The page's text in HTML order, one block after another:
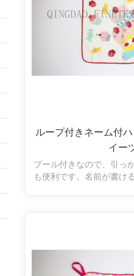
ループ付きネーム付
イー
プール付きなので、引っ
も便利です。名前が書け